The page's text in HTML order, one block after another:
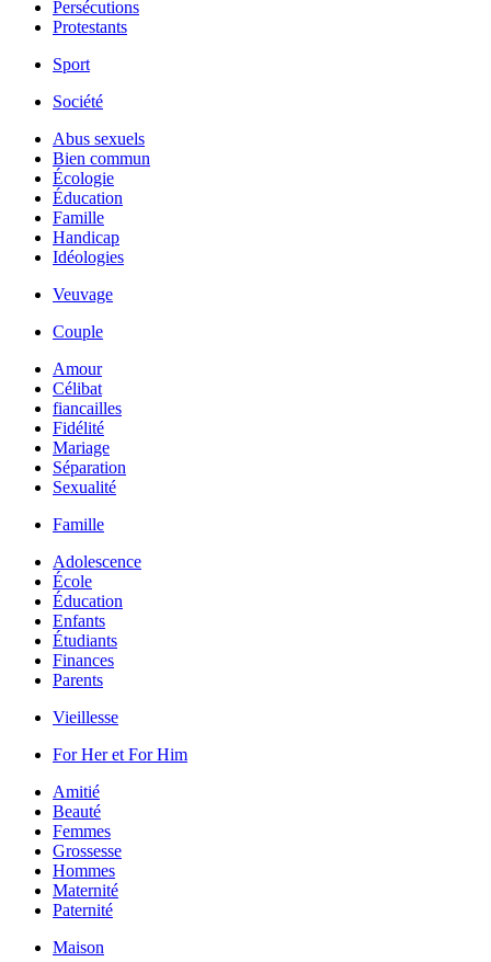
Persécutions
Protestants
Sport
Société
Abus sexuels
Bien commun
Écologie
Éducation
Famille
Handicap
Idéologies
Veuvage
Couple
Amour
Célibat
fiancailles
Fidélité
Mariage
Séparation
Sexualité
Famille
Adolescence
École
Éducation
Enfants
Étudiants
Finances
Parents
Vieillesse
For Her et For Him
Amitié
Beauté
Femmes
Grossesse
Hommes
Maternité
Paternité
Maison